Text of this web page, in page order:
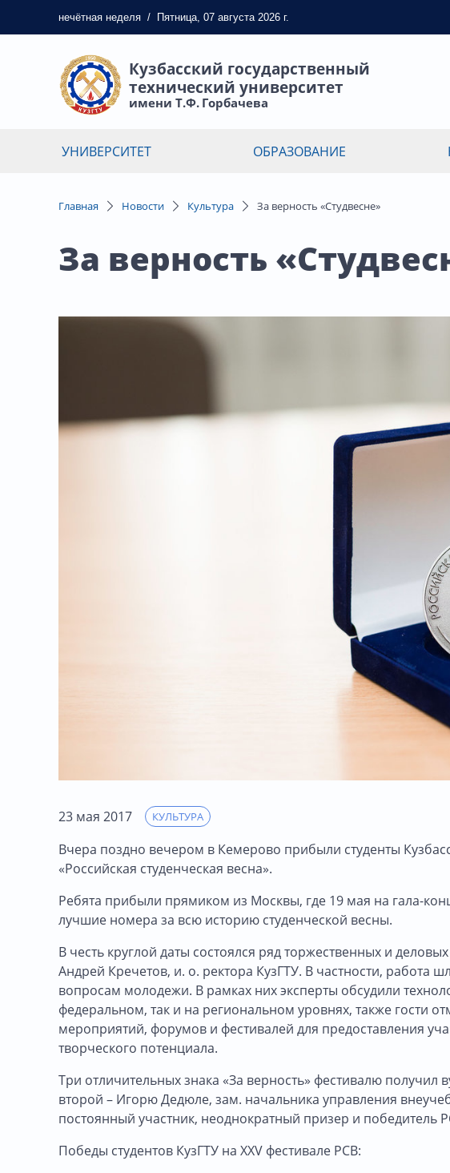
нечётная неделя / Пятница, 07 августа 2026 г.
Кузбасский государственный
технический университет
имени Т.Ф. Горбачева
УНИВЕРСИТЕТ ОБРАЗОВАНИЕ
Главная Новости Культура За верность «Студвесне»
За верность
23 мая 2017 КУЛЬТУРА
Вчера поздно вечером в Кемерово прибыли студенты
«Российская студенческая весна».
Ребята прибыли прямиком из Москвы, где 19 мая на гала-
лучшие номера за всю историю студенческой весны.
В честь круглой даты состоялся ряд торжественных и
Андрей Кречетов, и. о. ректора КузГТУ. В частности, работа
вопросам молодежи. В рамках них эксперты обсудили
федеральном, так и на региональном уровнях, также гости
мероприятий, форумов и фестивалей для предоставления
творческого потенциала.
Три отличительных знака «За верность» фестивалю
второй – Игорю Дедюле, зам. начальника управления
постоянный участник, неоднократный призер и победитель
Победы студентов КузГТУ на XXV фестивале РСВ: